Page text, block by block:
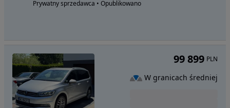
Prywatny sprzedawca • Opublikowano
99 899 PLN
W granicach średniej